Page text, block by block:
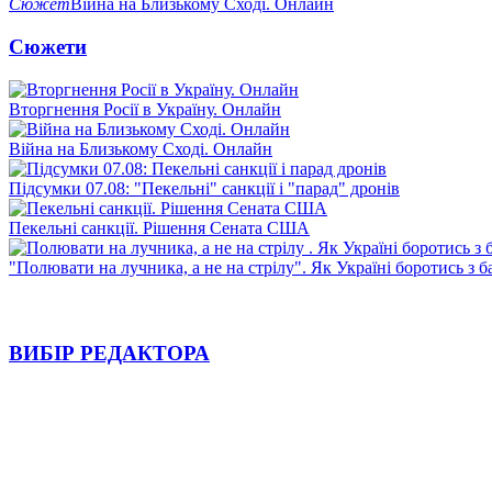
СюжетВійна на Близькому Сході. Онлайн
Сюжети
Вторгнення Росії в Україну. Онлайн
Війна на Близькому Сході. Онлайн
Підсумки 07.08: "Пекельні" санкції і "парад" дронів
Пекельні санкції. Рішення Сената США
"Полювати на лучника, а не на стрілу". Як Україні боротись з
ВИБІР РЕДАКТОРА